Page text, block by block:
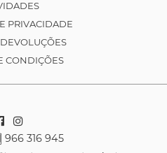
PRIVACIDADE
CONDIÇÕES
966 316 945